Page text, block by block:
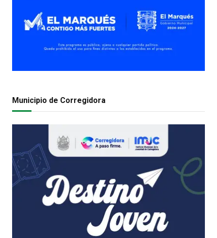
Municipio de Corregidora